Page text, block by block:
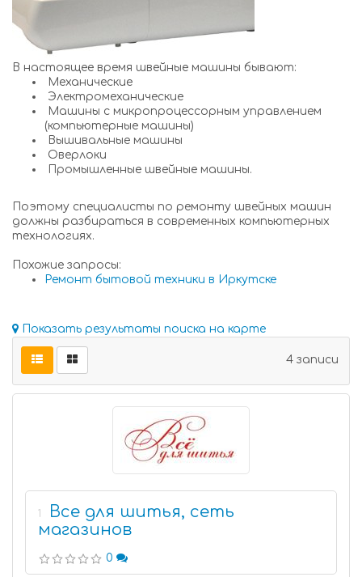
В настоящее время швейные машины бывают:
Механические
Электромеханические
Машины с микропроцессорным управлением
(компьютерные машины)
Вышивальные машины
Оверлоки
Промышленные швейные машины.
Поэтому специалисты по ремонту швейных машин
должны разбираться в современных компьютерных
технологиях.
Похожие запросы:
Ремонт бытовой техники в Иркутске
Показать результаты поиска на карте
4 записи
1
Все для шитья, сеть
магазинов
0